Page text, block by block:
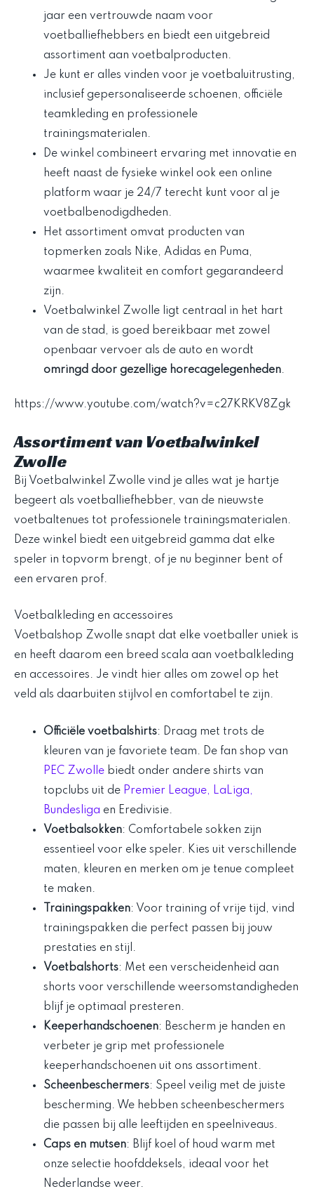
jaar een vertrouwde naam voor
voetballiefhebbers en biedt een uitgebreid
assortiment aan voetbalproducten.
Je kunt er alles vinden voor je voetbaluitrusting,
inclusief gepersonaliseerde schoenen, officiële
teamkleding en professionele
trainingsmaterialen.
De winkel combineert ervaring met innovatie en
heeft naast de fysieke winkel ook een online
platform waar je 24/7 terecht kunt voor al je
voetbalbenodigdheden.
Het assortiment omvat producten van
topmerken zoals Nike, Adidas en Puma,
waarmee kwaliteit en comfort gegarandeerd
zijn.
Voetbalwinkel Zwolle ligt centraal in het hart
van de stad, is goed bereikbaar met zowel
openbaar vervoer als de auto en wordt
omringd door gezellige horecagelegenheden.
https://www.youtube.com/watch?v=c27KRKV8Zgk
Assortiment van Voetbalwinkel
Zwolle
Bij Voetbalwinkel Zwolle vind je alles wat je hartje
begeert als voetballiefhebber, van de nieuwste
voetbaltenues tot professionele trainingsmaterialen.
Deze winkel biedt een uitgebreid gamma dat elke
speler in topvorm brengt, of je nu beginner bent of
een ervaren prof.
Voetbalkleding en accessoires
Voetbalshop Zwolle snapt dat elke voetballer uniek is
en heeft daarom een breed scala aan voetbalkleding
en accessoires. Je vindt hier alles om zowel op het
veld als daarbuiten stijlvol en comfortabel te zijn.
Officiële voetbalshirts: Draag met trots de
kleuren van je favoriete team. De fan shop van
PEC Zwolle biedt onder andere shirts van
topclubs uit de Premier League, LaLiga,
Bundesliga en Eredivisie.
Voetbalsokken: Comfortabele sokken zijn
essentieel voor elke speler. Kies uit verschillende
maten, kleuren en merken om je tenue compleet
te maken.
Trainingspakken: Voor training of vrije tijd, vind
trainingspakken die perfect passen bij jouw
prestaties en stijl.
Voetbalshorts: Met een verscheidenheid aan
shorts voor verschillende weersomstandigheden
blijf je optimaal presteren.
Keeperhandschoenen: Bescherm je handen en
verbeter je grip met professionele
keeperhandschoenen uit ons assortiment.
Scheenbeschermers: Speel veilig met de juiste
bescherming. We hebben scheenbeschermers
die passen bij alle leeftijden en speelniveaus.
Caps en mutsen: Blijf koel of houd warm met
onze selectie hoofddeksels, ideaal voor het
Nederlandse weer.